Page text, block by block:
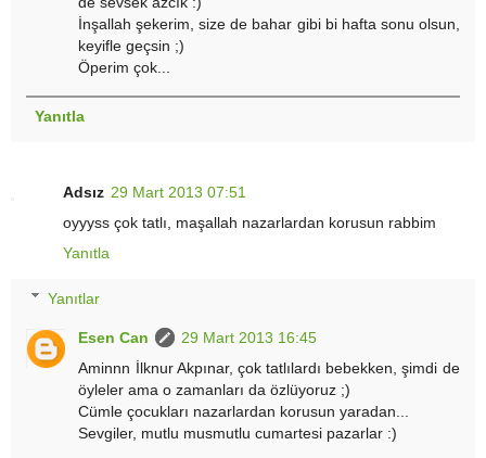
İnşallah şekerim, size de bahar gibi bi hafta sonu olsun,
keyifle geçsin ;)
Öperim çok...
Yanıtla
Adsız 29 Mart 2013 07:51
oyyyss çok tatlı, maşallah nazarlardan korusun rabbim
Yanıtla
Yanıtlar
Esen Can
29 Mart 2013 16:45
Aminnn İlknur Akpınar, çok tatlılardı bebekken, şimdi de
öyleler ama o zamanları da özlüyoruz ;)
Cümle çocukları nazarlardan korusun yaradan...
Sevgiler, mutlu musmutlu cumartesi pazarlar :)